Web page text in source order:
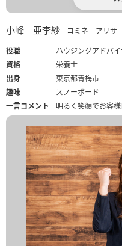
小峰 亜李紗
コミネ アリサ
役職
ハウジングアドバ
資格
栄養士
出身
東京都青梅市
趣味
スノーボード
一言コメント
明るく笑顔でお客様